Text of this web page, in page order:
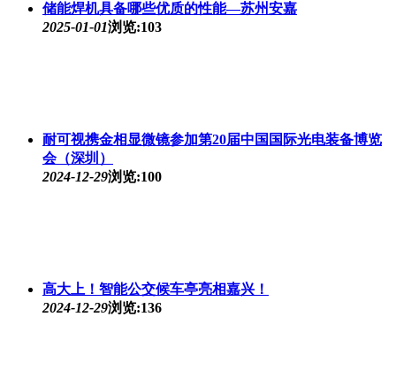
储能焊机具备哪些优质的性能—苏州安嘉
2025-01-01浏览:103
耐可视携金相显微镜参加第20届中国国际光电装备博览
会（深圳）
2024-12-29浏览:100
高大上！智能公交候车亭亮相嘉兴！
2024-12-29浏览:136